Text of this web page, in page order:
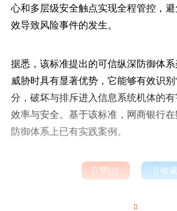
心和多层级安全触点实现全程管控，
效导致风险事件的发生。
据悉，该标准提出的可信纵深防御体
威胁时具有显著优势，它能够有效识别
分，破坏与排斥进入信息系统机体的
效率与安全。基于该标准，网商银行
防御体系上已有实践案例。
 赞()  收藏
